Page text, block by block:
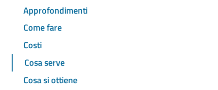
Approfondimenti
Come fare
Costi
Cosa serve
Cosa si ottiene